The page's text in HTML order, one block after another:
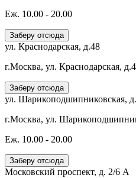
Еж. 10.00 - 20.00
Заберу отсюда
ул. Краснодарская, д.48
г.Москва, ул. Краснодарская,
Заберу отсюда
ул. Шарикоподшипниковская,
г.Москва, ул.
Еж. 10.00 - 20.00
Заберу отсюда
Московский проспект, д. 2/6 А